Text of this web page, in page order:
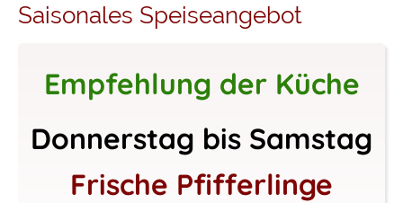
Saisonales Speiseangebot
Empfehlung der Küche
Donnerstag bis Samstag
Frische Pfifferlinge